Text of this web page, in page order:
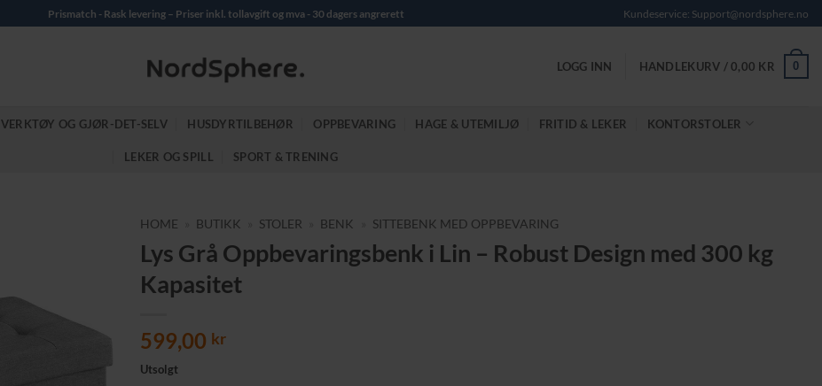
Prismatch - Rask levering – Priser inkl. tollavgift og mva - 30 dagers angrerett Kundeservice: Support@nordsphere.no
LOGG INN HANDLEKURV /0,00 KR 0
VERKTØY OG GJØR-DET-SELV HUSDYRTILBEHØR OPPBEVARING HAGE & UTEMILJØ FRITID & LEKER KONTORSTOLER
LEKER OG SPILL SPORT & TRENING
HOME BUTIKK STOLER BENK SITTEBENK MED OPPBEVARING
Lys Grå Oppbevaringsbenk i Lin – Robust Design med 300 kg
Kapasitet
599,00 kr
Utsolgt